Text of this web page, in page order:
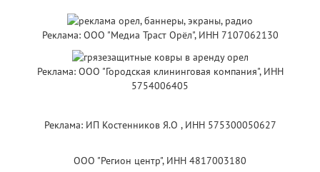
Реклама: ООО "Медиа Траст Орёл", ИНН 7107062130
Реклама: ООО "Городская клининговая компания", ИНН
5754006405
Реклама: ИП Костенников Я.О , ИНН 575300050627
ООО "Регион центр", ИНН 4817003180